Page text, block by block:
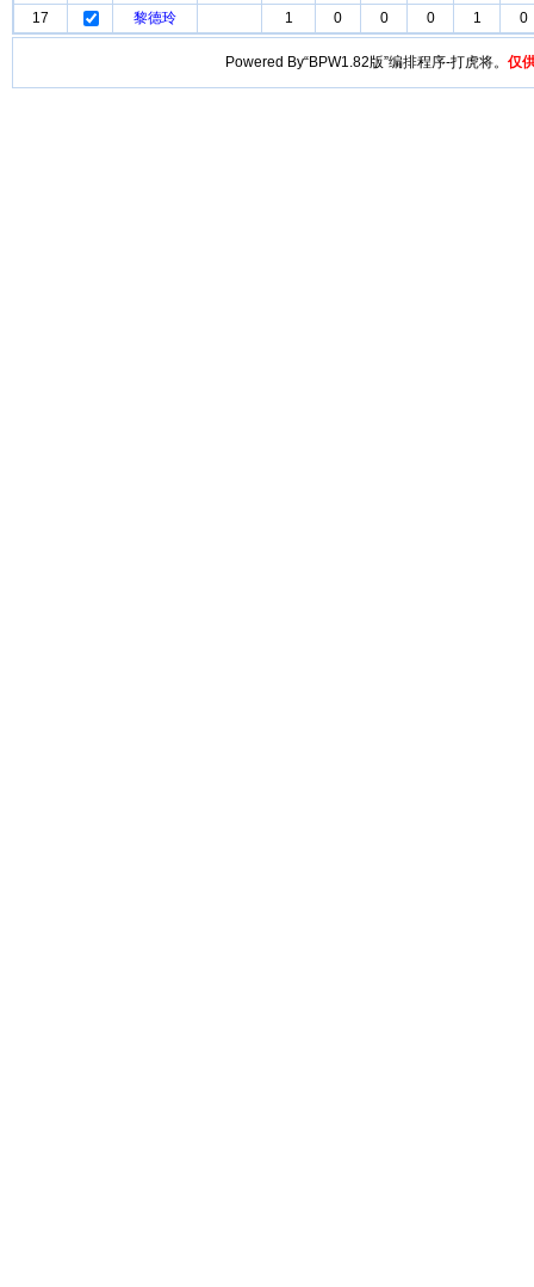
17
黎德玲 1 0 0 0 1 0
Powered By“BPW1.82版”编排程序-打虎将。 仅